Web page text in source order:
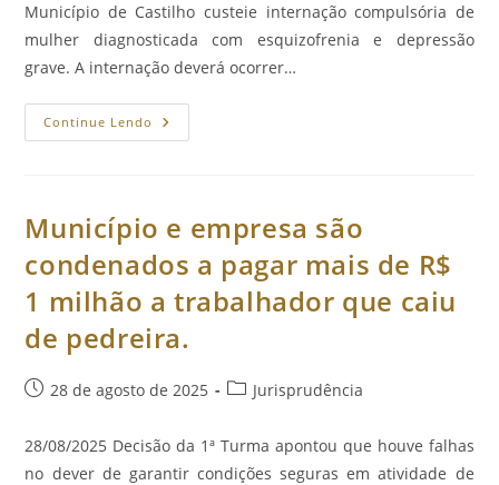
Município de Castilho custeie internação compulsória de
mulher diagnosticada com esquizofrenia e depressão
grave. A internação deverá ocorrer…
Continue Lendo Município
Deverá
Situação
Rua
Com
Esquizofrenia
E
Município e empresa são
condenados a pagar mais de R$
1 milhão a trabalhador que caiu
de pedreira.
Post28 de agosto de 2025
Categoria
post:
Jurisprudência
28/08/2025 Decisão da 1ª Turma apontou que houve falhas
no dever de garantir condições seguras em atividade de